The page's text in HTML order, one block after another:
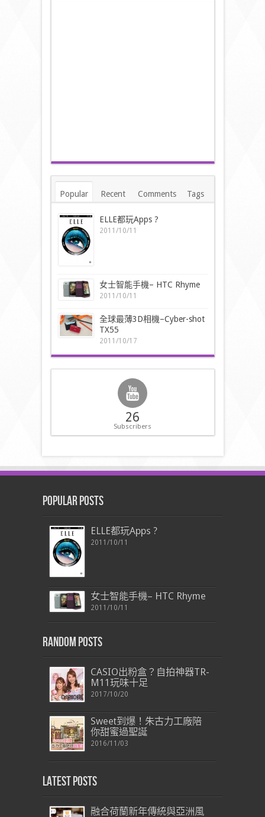
Popular Recent Comments Tags
ELLE都玩Apps ?
2011/10/11
女士智能手機– HTC Rhyme
2011/10/11
全球最薄3D相機–Cyber-shot
TX55
2011/10/17
26
Subscribers
Popular Posts
ELLE都玩Apps ?
2011/10/11
女士智能手機– HTC Rhyme
2011/10/11
Random Posts
CASIO出粉盒？自拍神器TR-
M11玩味十足
2017/10/20
Sweet到爆！朱古力工廠陪
你甜蜜過聖誕
2016/11/03
Latest Posts
融合荷蘭新年傳統與亞洲風